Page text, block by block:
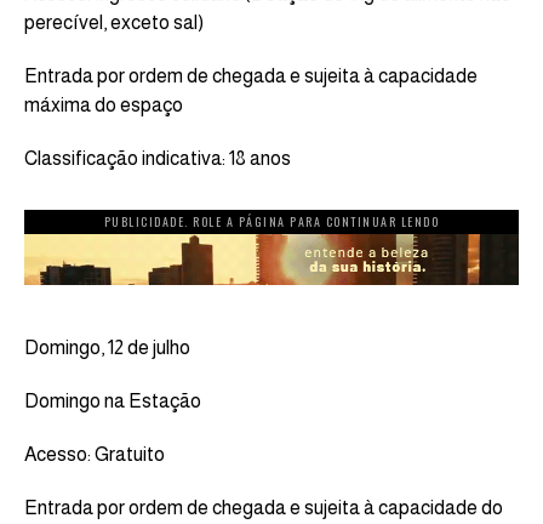
perecível, exceto sal)
Entrada por ordem de chegada e sujeita à capacidade
máxima do espaço
Classificação indicativa: 18 anos
PUBLICIDADE. ROLE A PÁGINA PARA CONTINUAR LENDO
Domingo, 12 de julho
Domingo na Estação
Acesso: Gratuito
Entrada por ordem de chegada e sujeita à capacidade do